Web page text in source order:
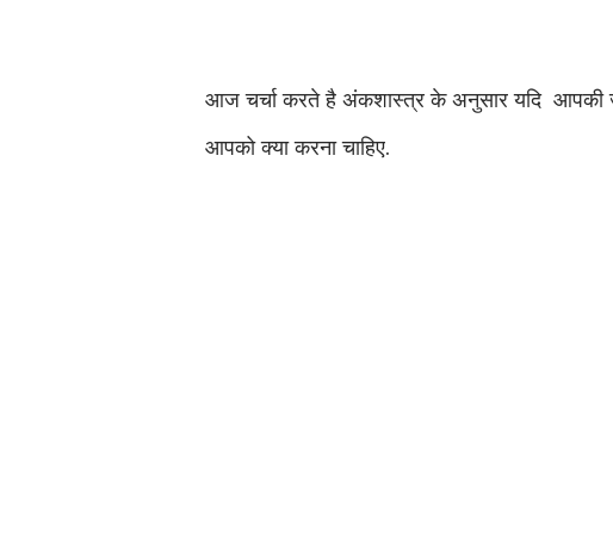
आज चर्चा करते है अंकशास्त्र के अनुसार यदि आपकी
आपको क्या करना चाहिए.